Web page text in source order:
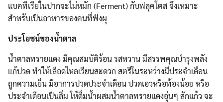
แบคทีเรียในปากจะไม่หมัก (Ferment) กับฟลุคโตส จึงเหมาะ
สำหรับเป็นอาหารของคนที่ฟังผุ
ประโยชน์ของน้ำตาล
น้ำตาลทรายแดง มีคุณสมบัติร้อน รสหวาน มีสรรพคุณบำรุงพลัง
แก้ปวด ทำให้เลือดไหลเวียนสะดวก สตรีในระหว่างมีประจำเดือน
ถูกความเย็น มีอาการปวดประจำเดือน ปวดเอวหรือท้องน้อย หรือ
ประจำเดือนเป็นลิ่ม ให้ดื่มน้ำผสมน้ำตาลทรายแดงอุ่นๆ สักแก้ว จะ